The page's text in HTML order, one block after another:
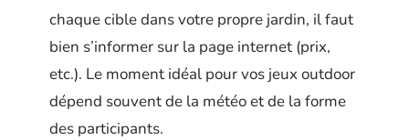
chaque cible dans votre propre jardin, il faut
bien s’informer sur la page internet (prix,
etc.). Le moment idéal pour vos jeux outdoor
dépend souvent de la météo et de la forme
des participants.